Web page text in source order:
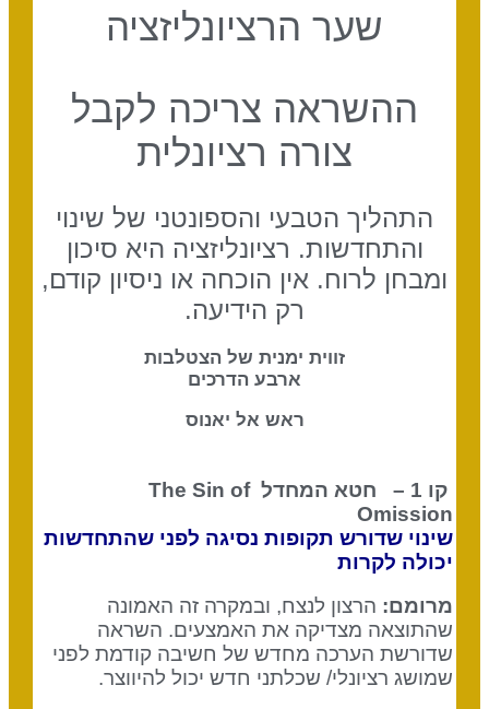
שער הרציונליזציה
ההשראה צריכה לקבל
צורה רציונלית
התהליך הטבעי והספונטני של שינוי
והתחדשות. רציונליזציה היא סיכון
ומבחן לרוח. אין הוכחה או ניסיון קודם,
רק הידיעה.
זווית ימנית של הצטלבות
ארבע הדרכים
ראש אל יאנוס
קו 1 – חטא המחדל
The Sin of
Omission
שינוי שדורש תקופות נסיגה לפני שהתחדשות
יכולה לקרות
מרומם:הרצון לנצח, ובמקרה זה האמונה
שהתוצאה מצדיקה את האמצעים. השראה
שדורשת הערכה מחדש של חשיבה קודמת לפני
שמושג רציונלי/ שכלתני חדש יכול להיווצר.